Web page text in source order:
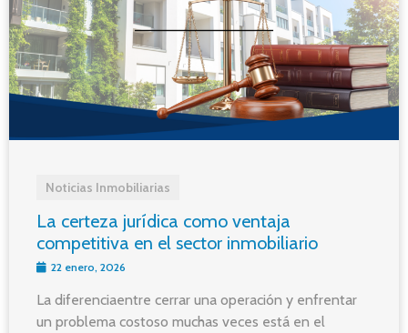
Noticias Inmobiliarias
La certeza jurídica como ventaja
competitiva en el sector inmobiliario
22 enero, 2026
La diferenciaentre cerrar una operación y enfrentar
un problema costoso muchas veces está en el